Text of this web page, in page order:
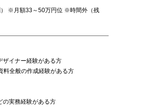
※月額33～50万円位 ※時間外（残
ザイナー経験がある方
料全般の作成経験がある方
の実務経験がある方